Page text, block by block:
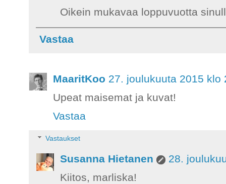
Oikein mukavaa loppuvuotta
Vastaa
MaaritKoo 27. joulukuuta 2015 klo
Upeat maisemat ja kuvat!
Vastaa
Vastaukset
Susanna Hietanen
28.
Kiitos, marliska!